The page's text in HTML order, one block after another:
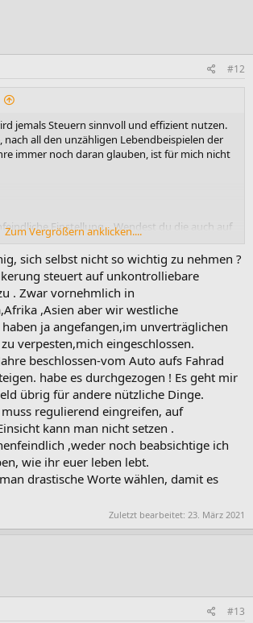
#12
jemals Steuern sinnvoll und effizient nutzen.
nach all den unzähligen Lebendbeispielen der
immer noch daran glauben, ist für mich nicht
Einstellung... Wendest du die auch auf
der Natur oder auch mit seinen Mitmenschen
Frage des Intellekts gewesen, sondern eine
Zum Vergrößern anklicken....
sich selbst nicht so wichtig zu nehmen ?
steuert auf unkontrolliebare
. Zwar vornehmlich in
,Asien aber wir westliche
ja angefangen,im unverträglichen
verpesten,mich eingeschlossen.
beschlossen-vom Auto aufs Fahrad
habe es durchgezogen ! Es geht mir
übrig für andere nützliche Dinge.
regulierend eingreifen, auf
kann man nicht setzen .
,weder noch beabsichtige ich
wie ihr euer leben lebt.
drastische Worte wählen, damit es
Zuletzt bearbeitet: 23. März 2021
#13